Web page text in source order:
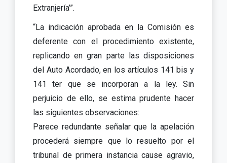
Extranjería’”.
“La indicación aprobada en la Comisión es
deferente con el procedimiento existente,
replicando en gran parte las disposiciones
del Auto Acordado, en los artículos 141 bis y
141 ter que se incorporan a la ley. Sin
perjuicio de ello, se estima prudente hacer
las siguientes observaciones:
Parece redundante señalar que la apelación
procederá siempre que lo resuelto por el
tribunal de primera instancia cause agravio,